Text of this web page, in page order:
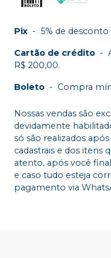
Pix - 5% de desconto
Cartão de crédito -
R$ 200,00.
Boleto - Compra
Nossas vendas são
devidamente
só são realizados
cadastrais e dos itens
atento, após você
e caso tudo esteja
pagamento via